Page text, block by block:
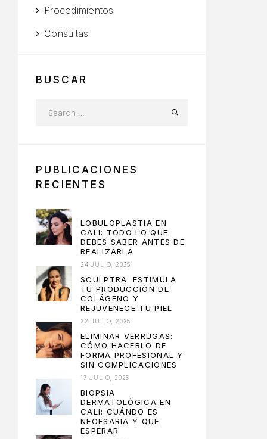
Procedimientos
Consultas
BUSCAR
PUBLICACIONES
RECIENTES
LOBULOPLASTIA EN
CALI: TODO LO QUE
DEBES SABER ANTES DE
REALIZARLA
24 JULIO, 2025
SCULPTRA: ESTIMULA
TU PRODUCCIÓN DE
COLÁGENO Y
REJUVENECE TU PIEL
22 JULIO, 2025
ELIMINAR VERRUGAS:
CÓMO HACERLO DE
FORMA PROFESIONAL Y
SIN COMPLICACIONES
17 JULIO, 2025
BIOPSIA
DERMATOLÓGICA EN
CALI: CUÁNDO ES
NECESARIA Y QUÉ
ESPERAR